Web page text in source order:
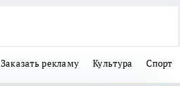
Заказать рекламу Культура Спорт